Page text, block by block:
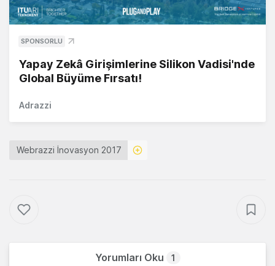
SPONSORLU
Yapay Zekâ Girişimlerine Silikon Vadisi'nde
Global Büyüme Fırsatı!
Adrazzi
Webrazzi İnovasyon 2017
Yorumları Oku 1